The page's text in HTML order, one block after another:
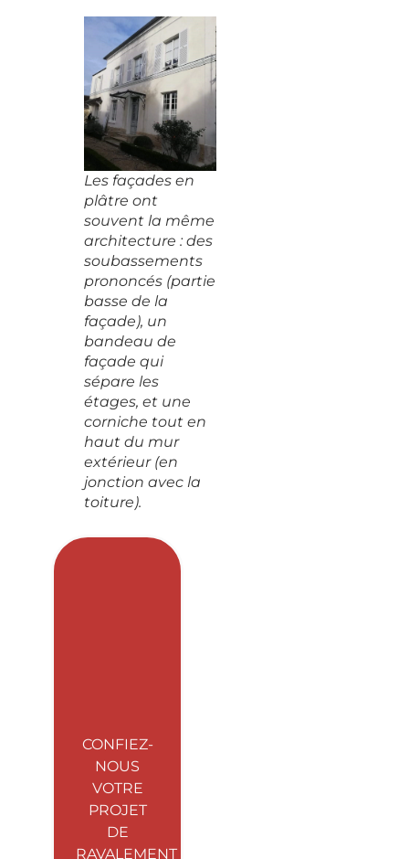
Les façades en
plâtre ont
souvent la même
architecture : des
soubassements
prononcés (partie
basse de la
façade), un
bandeau de
façade qui
sépare les
étages, et une
corniche tout en
haut du mur
extérieur (en
jonction avec la
toiture).
CONFIEZ-
NOUS
VOTRE
PROJET
DE
RAVALEMENT